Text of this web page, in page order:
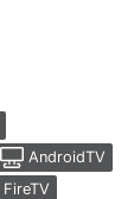
AndroidTV
FireTV